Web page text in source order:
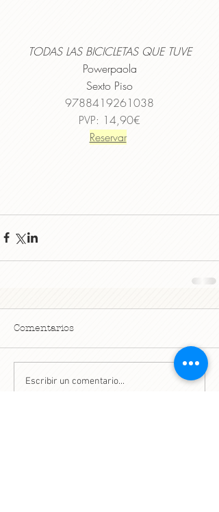
TODAS LAS BICICLETAS QUE TUVE
Powerpaola
Sexto Piso
9788419261038
PVP: 14,90€
Reservar
Comentarios
Escribir un comentario...